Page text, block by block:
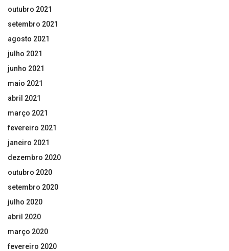
outubro 2021
setembro 2021
agosto 2021
julho 2021
junho 2021
maio 2021
abril 2021
março 2021
fevereiro 2021
janeiro 2021
dezembro 2020
outubro 2020
setembro 2020
julho 2020
abril 2020
março 2020
fevereiro 2020